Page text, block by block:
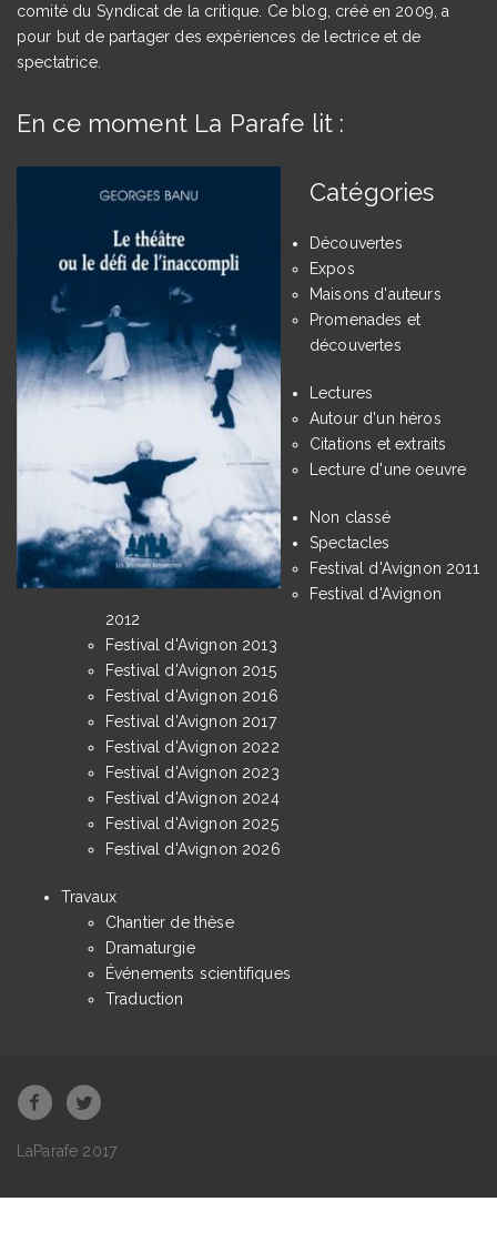
comité du Syndicat de la critique. Ce blog, créé en 2009, a
pour but de partager des expériences de lectrice et de
spectatrice.
En ce moment La Parafe lit :
Catégories
Découvertes
Expos
Maisons d'auteurs
Promenades et
découvertes
Lectures
Autour d'un héros
Citations et extraits
Lecture d'une oeuvre
Non classé
Spectacles
Festival d'Avignon 2011
Festival d'Avignon
2012
Festival d'Avignon 2013
Festival d'Avignon 2015
Festival d'Avignon 2016
Festival d'Avignon 2017
Festival d'Avignon 2022
Festival d'Avignon 2023
Festival d'Avignon 2024
Festival d'Avignon 2025
Festival d'Avignon 2026
Travaux
Chantier de thèse
Dramaturgie
Événements scientifiques
Traduction
LaParafe 2017